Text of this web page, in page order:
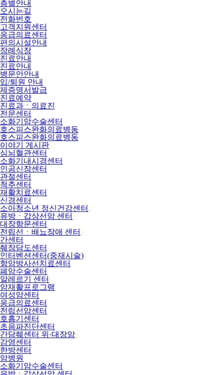
층별안내
오시는길
전화번호
고객지원센터
응급의료센터
편의시설안내
장례식장
진료안내
진료안내
병문안안내
입/퇴원 안내
제증명서발급
진료예약
진료과ㆍ의료진
전문센터
소화기암수술센터
호스피스완화의료병동
호스피스완화의료병동
이야기 게시판
심뇌혈관센터
소화기내시경센터
인공신장센터
관절센터
척추센터
재활치료센터
신경센터
소아청소년 정신건강센터
유방ㆍ갑상선암 센터
대장항문센터
전립선ㆍ배뇨장애 센터
간센터
췌장담도센터
인터벤션센터(중재시술)
항암방사선치료센터
폐암수술센터
알레르기 센터
암재활프로그램
여성암센터
응급의료센터
전립선암센터
호흡기센터
초음파진단센터
간담췌센터 위·대장암
감염센터
한방센터
암병원
소화기암수술센터